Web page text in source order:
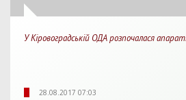
У Кіровоградській ОДА розпочалася
28.08.2017 07:03